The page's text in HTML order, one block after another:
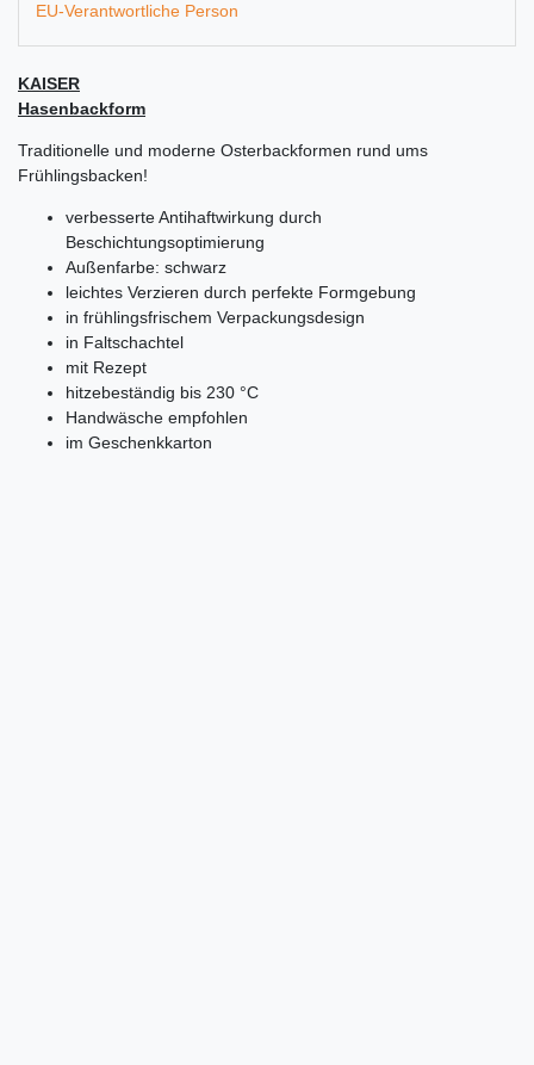
EU-Verantwortliche Person
KAISER
Hasenbackform
Traditionelle und moderne Osterbackformen rund ums
Frühlingsbacken!
verbesserte Antihaftwirkung durch
Beschichtungsoptimierung
Außenfarbe: schwarz
leichtes Verzieren durch perfekte Formgebung
in frühlingsfrischem Verpackungsdesign
in Faltschachtel
mit Rezept
hitzebeständig bis 230 °C
Handwäsche empfohlen
im Geschenkkarton